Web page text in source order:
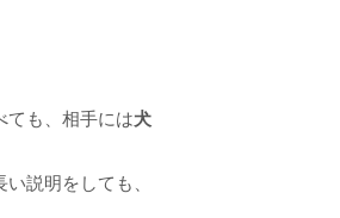
ても、相手には犬
説明をしても、